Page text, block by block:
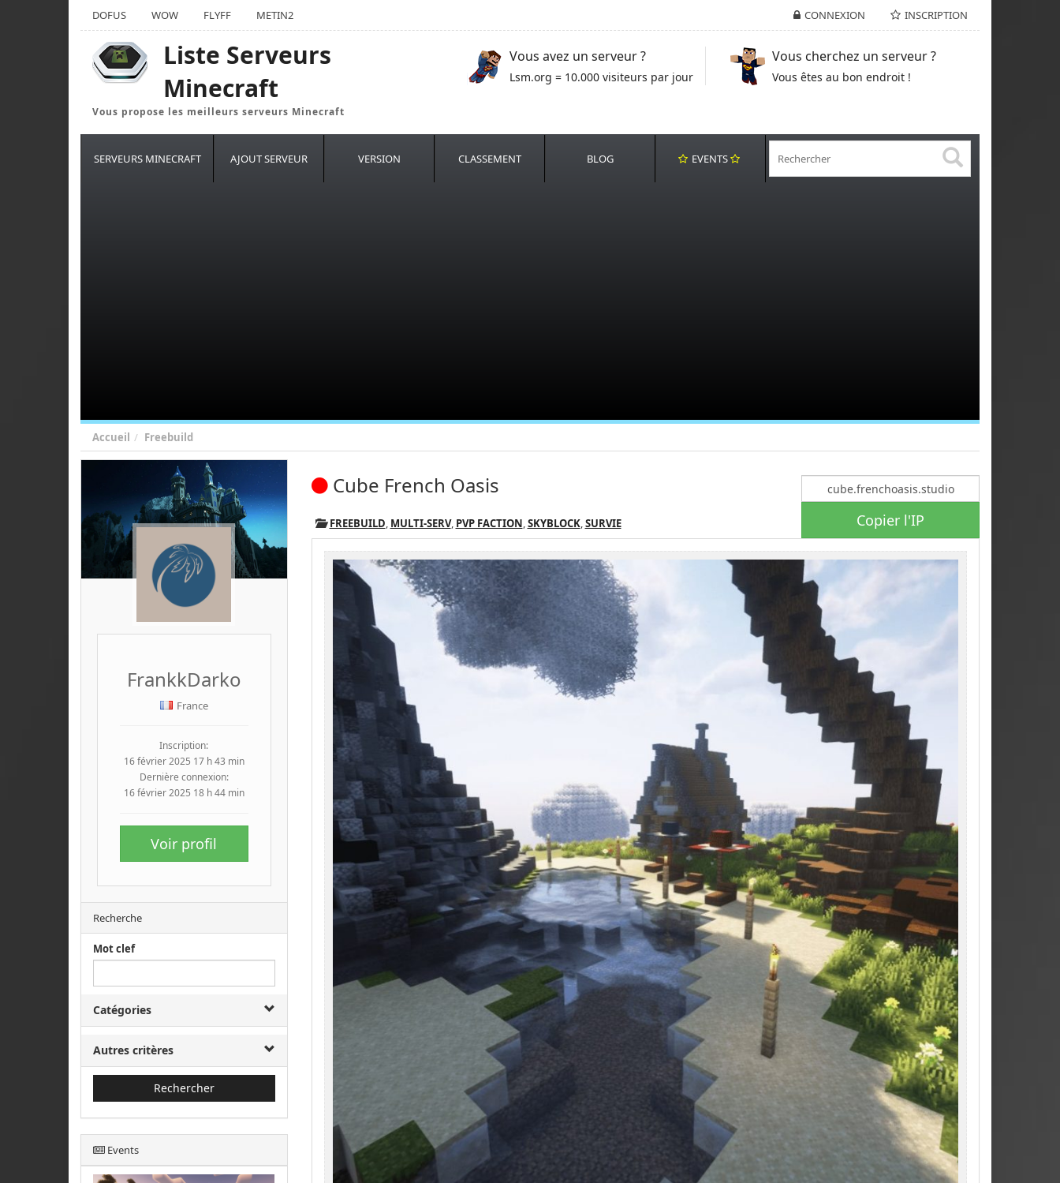
CONNEXION INSCRIPTION
DOFUS WOW FLYFF METIN2
Liste Serveurs
Minecraft
Vous propose les meilleurs serveurs Minecraft
Vous avez un serveur ?
Lsm.org = 10.000 visiteurs par jour
Vous cherchez un serveur ?
Vous êtes au bon endroit !
SERVEURS MINECRAFT AJOUT SERVEUR VERSION CLASSEMENT BLOG EVENTS
Accueil Freebuild
FrankkDarko
France
Inscription:
16 février 2025 17 h 43 min
Dernière connexion:
16 février 2025 18 h 44 min
Voir profil
Recherche
Mot clef
Catégories
Autres critères
Rechercher
Events
Copier l'IP
Cube French Oasis
FREEBUILD, MULTI-SERV, PVP FACTION,SKYBLOCK,SURVIE